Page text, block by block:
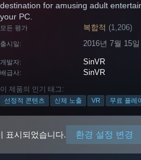
destination for amusing adult
your PC.
모든 평가 복합적 (1,206)
출시일: 2016년 7월 15일
개발자: SinVR
배급사: SinVR
이 제품의 인기 태그:
선정적 콘텐츠 신체 노출 VR 무료 플레이
표시되었습니다. 환경 설정 변경